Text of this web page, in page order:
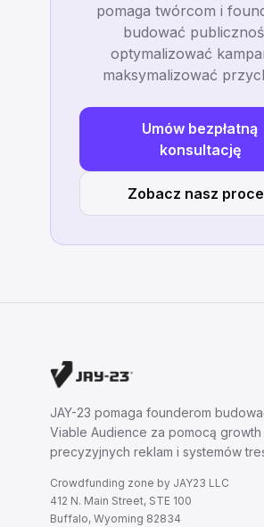
pomaga twórcom i
budować
optymalizować
maksymalizować
Umów bezpłatną
konsultację
Zobacz nasz
JAY-23 pomaga founderom
Viable Audience za pomocą growth
precyzyjnych reklam i systemów
Crowdfunding zone by JAY23 LLC
412 N. Main Street, STE 100
Buffalo, Wyoming 82834